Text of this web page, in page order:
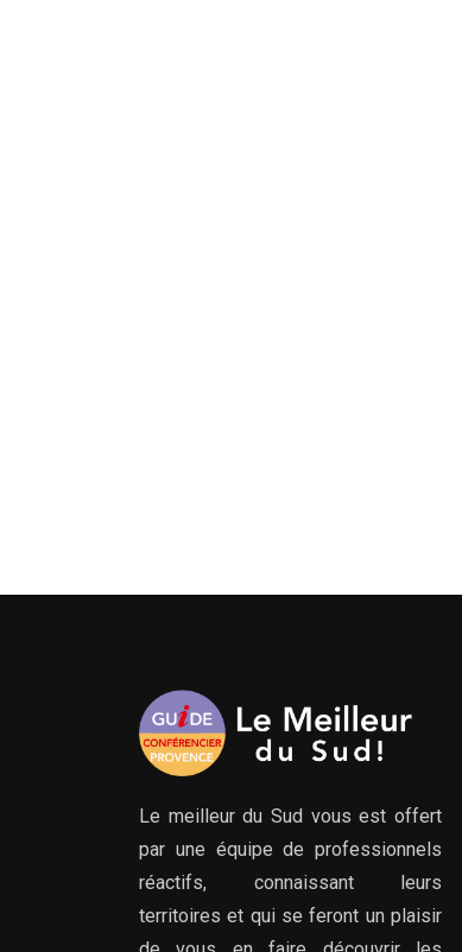
Le meilleur du Sud vous est offert
par une équipe de professionnels
réactifs, connaissant leurs
territoires et qui se feront un plaisir